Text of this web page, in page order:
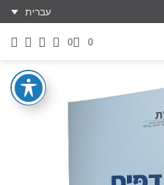
עברית
0
0